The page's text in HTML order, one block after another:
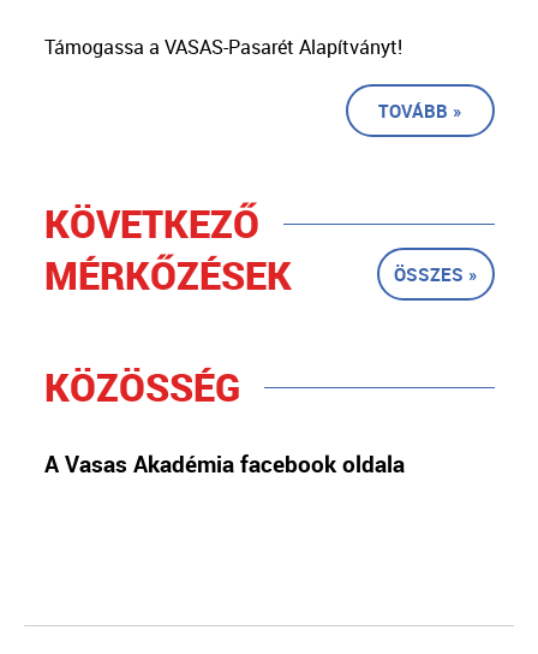
Támogassa a VASAS-Pasarét Alapítványt!
TOVÁBB »
KÖVETKEZŐ
MÉRKŐZÉSEK
ÖSSZES »
KÖZÖSSÉG
A Vasas Akadémia facebook oldala